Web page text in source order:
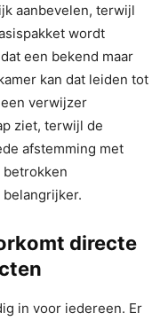
aanbevelen, terwijl
wordt
een bekend maar
kan dat leiden tot
verwijzer
ziet, terwijl de
afstemming met
directe
in voor iedereen. Er